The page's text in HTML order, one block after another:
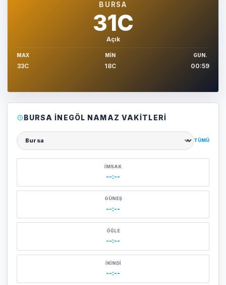
BURSA
31C
Açık
MAX
33C
MIN
18C
GUN.
00:59
BURSA İNEGÖL NAMAZ VAKITLERI
Şehir seçin
TÜMÜ
İMSAK
--:--
GÜNEŞ
--:--
ÖĞLE
--:--
İKINDI
--:--